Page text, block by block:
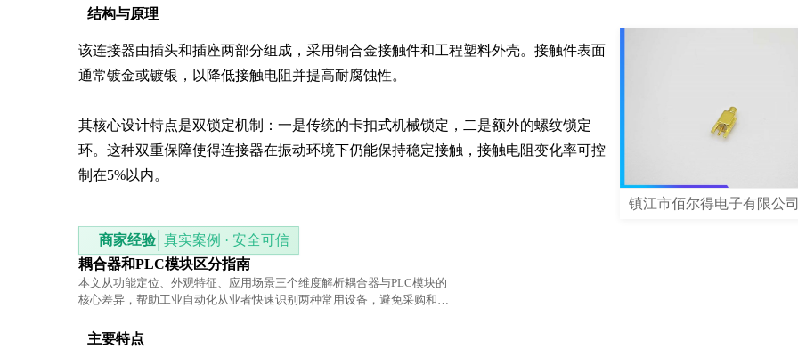
结构与原理
镇江市佰尔得电子有限公
该连接器由插头和插座两部分组成，采用铜合金接触件和工程塑料外壳。接触件表面
通常镀金或镀银，以降低接触电阻并提高耐腐蚀性。
其核心设计特点是双锁定机制：一是传统的卡扣式机械锁定，二是额外的螺纹锁定
环。这种双重保障使得连接器在振动环境下仍能保持稳定接触，接触电阻变化率可控
制在5%以内。
商家经验 真实案例 · 安全可信
耦合器和PLC模块区分指南
本文从功能定位、外观特征、应用场景三个维度解析耦合器与PLC模块的
核心差异，帮助工业自动化从业者快速识别两种常用设备，避免采购和使
主要特点